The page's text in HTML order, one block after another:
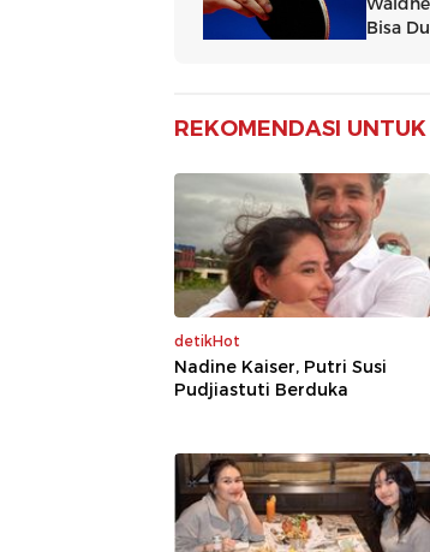
REKOMENDASI
detikHot
Nadine Kaiser, Putri Susi
Pudjiastuti Berduka